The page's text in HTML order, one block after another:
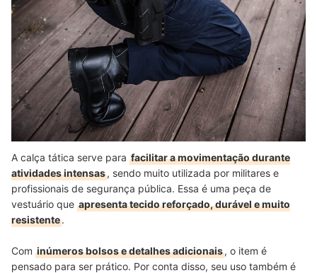
A calça tática serve para facilitar a movimentação durante
atividades intensas, sendo muito utilizada por militares e
profissionais de segurança pública. Essa é uma peça de
vestuário que apresenta tecido reforçado, durável e muito
resistente.
Com inúmeros bolsos e detalhes adicionais, o item é
pensado para ser prático. Por conta disso, seu uso também é